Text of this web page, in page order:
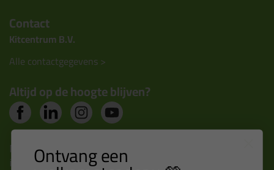
Contact
Kitcentrum B.V.
Alle contactgegevens >
Altijd op de hoogte blijven?
Nieuws, tips en exclusieve deals rechtstreeks in je
inbox Ontvang een